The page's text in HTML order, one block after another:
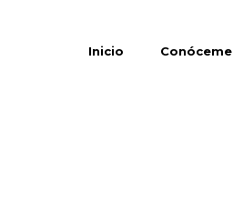
Inicio Conóceme